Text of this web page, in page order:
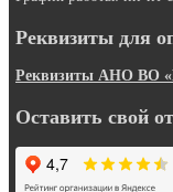
Реквизиты для
Реквизиты АНО ВО
Оставить свой